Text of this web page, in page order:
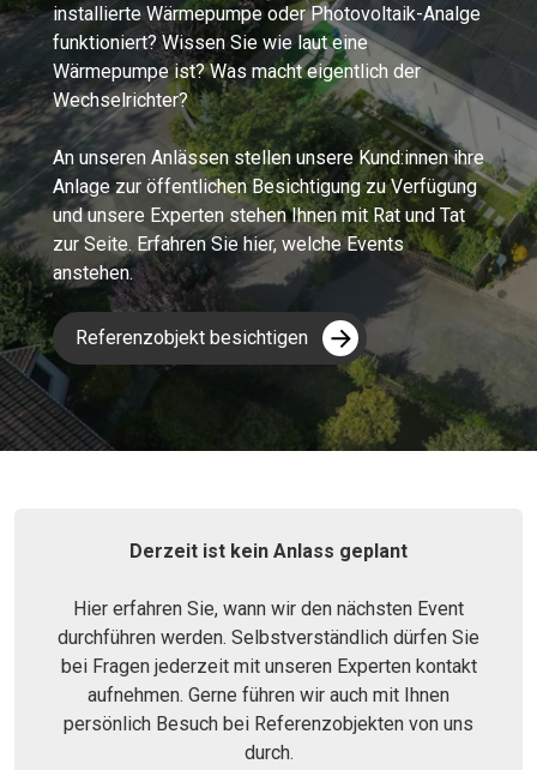
installierte Wärmepumpe oder Photovoltaik-Analge
funktioniert? Wissen Sie wie laut eine
Wärmepumpe ist? Was macht eigentlich der
Wechselrichter?
An unseren Anlässen stellen unsere Kund:innen ihre
Anlage zur öffentlichen Besichtigung zu Verfügung
und unsere Experten stehen Ihnen mit Rat und Tat
zur Seite. Erfahren Sie hier, welche Events
anstehen.
Referenzobjekt besichtigen
Derzeit ist kein Anlass geplant
Hier erfahren Sie, wann wir den nächsten Event
durchführen werden. Selbstverständlich dürfen Sie
bei Fragen jederzeit mit unseren Experten kontakt
aufnehmen. Gerne führen wir auch mit Ihnen
persönlich Besuch bei Referenzobjekten von uns
durch.